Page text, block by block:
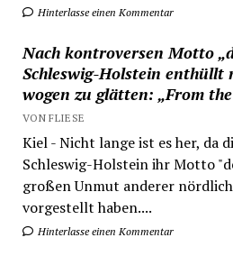
Hinterlasse einen Kommentar
Nach kontroversen Motto
Schleswig-Holstein enthüllt
wogen zu glätten: „From
VON FLIESE
Kiel - Nicht lange ist es her, da
Schleswig-Holstein ihr Motto
großen Unmut anderer
vorgestellt haben....
Hinterlasse einen Kommentar